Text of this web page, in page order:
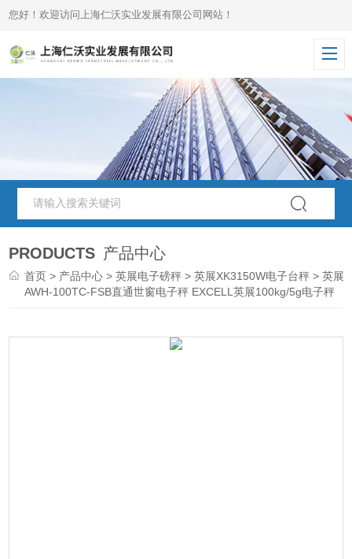
您好！欢迎访问上海仁沃实业发展有限公司网站！
PRODUCTS 产品中心
首页 > 产品中心 >英展电子磅秤 >英展XK3150W电子台秤 > 英展
AWH-100TC-FSB直通世窗电子秤 EXCELL英展100kg/5g电子秤